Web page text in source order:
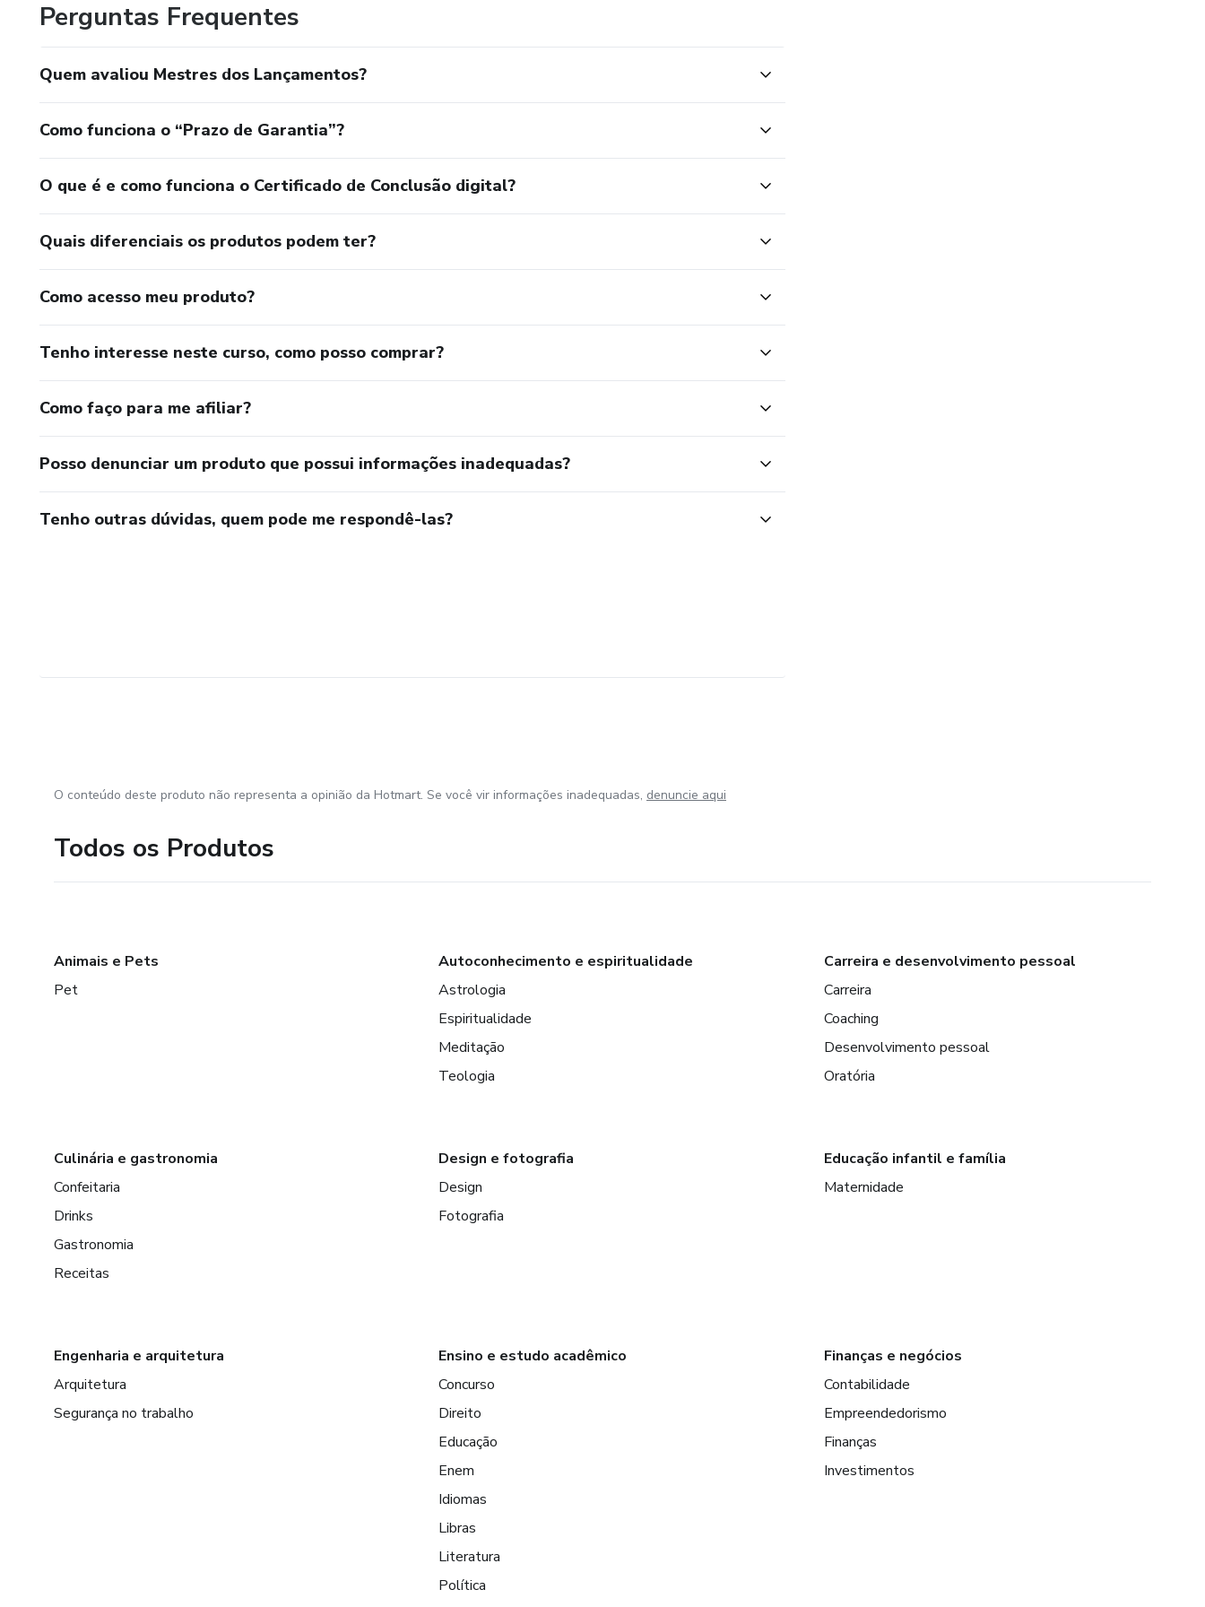
Perguntas Frequentes
Quem avaliou Mestres dos Lançamentos?
Como funciona o “Prazo de Garantia”?
O que é e como funciona o Certificado de Conclusão digital?
Quais diferenciais os produtos podem ter?
Como acesso meu produto?
Tenho interesse neste curso, como posso comprar?
Como faço para me afiliar?
Posso denunciar um produto que possui informações inadequadas?
Tenho outras dúvidas, quem pode me respondê-las?
O conteúdo deste produto não representa a opinião da Hotmart. Se você vir informações inadequadas, denuncie aqui
Todos os Produtos
Animais e Pets
Pet
Autoconhecimento e espiritualidade
Astrologia
Espiritualidade
Meditação
Teologia
Carreira e desenvolvimento pessoal
Carreira
Coaching
Desenvolvimento pessoal
Oratória
Culinária e gastronomia
Confeitaria
Drinks
Gastronomia
Receitas
Design e fotografia
Design
Fotografia
Educação infantil e família
Maternidade
Engenharia e arquitetura
Arquitetura
Segurança no trabalho
Ensino e estudo acadêmico
Concurso
Direito
Educação
Enem
Idiomas
Libras
Literatura
Política
Finanças e negócios
Contabilidade
Empreendedorismo
Finanças
Investimentos